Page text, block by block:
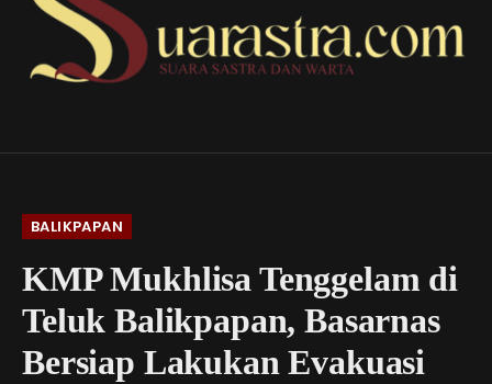
BALIKPAPAN
KMP Mukhlisa Tenggelam di
Teluk Balikpapan, Basarnas
Bersiap Lakukan Evakuasi